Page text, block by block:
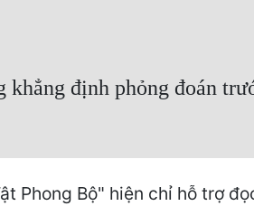
định phỏng đoán
Phong Bộ" hiện chỉ hỗ trợ